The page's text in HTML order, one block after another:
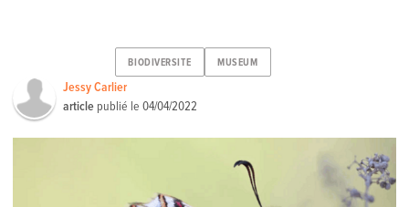
BIODIVERSITE MUSEUM
Jessy Carlier
article publié le04/04/2022